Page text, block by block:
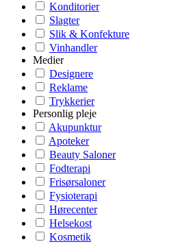
Konditorier
Slagter
Slik & Konfekture
Vinhandler
Medier
Designere
Reklame
Trykkerier
Personlig pleje
Akupunktur
Apoteker
Beauty Saloner
Fodterapi
Frisørsaloner
Fysioterapi
Hørecenter
Helsekost
Kosmetik